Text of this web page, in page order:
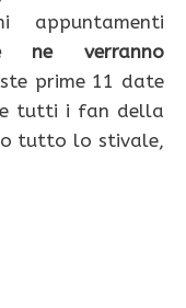
ne verranno
prime 11 date
tutti i fan della
tutto lo stivale,